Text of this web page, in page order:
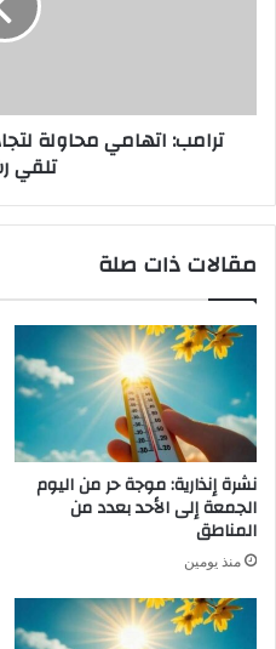
ترامب: اتهامي محاولة
تلقي
مقالات ذات صلة
نشرة إنذارية: موجة حر من اليوم
الجمعة إلى الأحد بعدد من
المناطق
منذ يومين